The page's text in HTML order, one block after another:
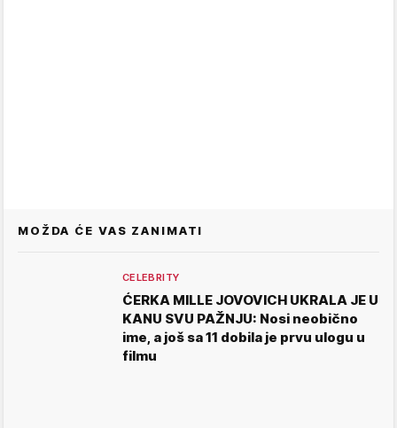
MOŽDA ĆE VAS ZANIMATI
CELEBRITY
ĆERKA MILLE JOVOVICH UKRALA JE U
KANU SVU PAŽNJU: Nosi neobično
ime, a još sa 11 dobila je prvu ulogu u
filmu